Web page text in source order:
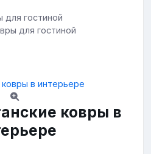
для гостиной
ковры в